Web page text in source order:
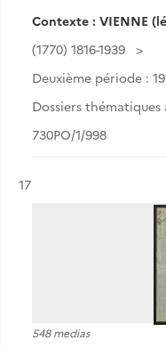
Contexte : VIENNE
(1770) 1816-1939
Deuxième période :
Dossiers thématiques
730PO/1/998
Résultat n°
17
548 medias